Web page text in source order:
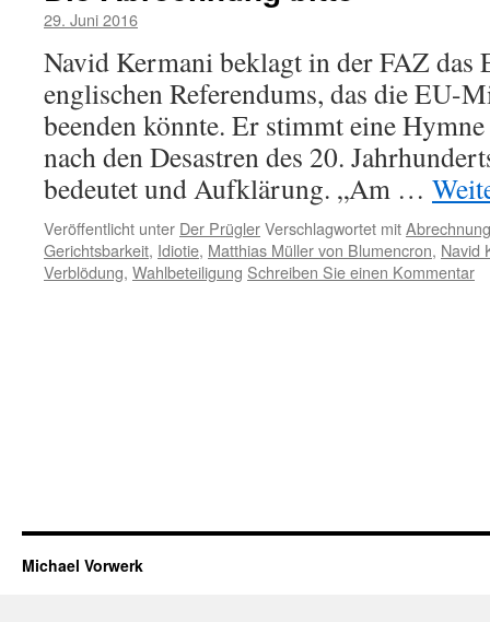
29. Juni 2016
Navid Kermani beklagt in der FAZ das
englischen Referendums, das die EU-
beenden könnte. Er stimmt eine
nach den Desastren des 20.
bedeutet und Aufklärung. „Am …
Veröffentlicht unter Der PrüglerVerschlagwortet mitAbrechnung
Gerichtsbarkeit, Idiotie, Matthias Müller von Blumencron, Navid
Verblödung, Wahlbeteiligung Schreiben Sie einen Kommentar
Michael Vorwerk